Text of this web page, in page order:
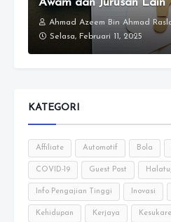
Awam dan Jurusan Lain
Ahmad Azeem Bin Ahmad
Selasa, Februari 11, 2025
KATEGORI
Affiliate Automotif Bola
COVID-19 Guest Post
Info Pengajian Tinggi Inovasi
Kehidupan Kerjaya